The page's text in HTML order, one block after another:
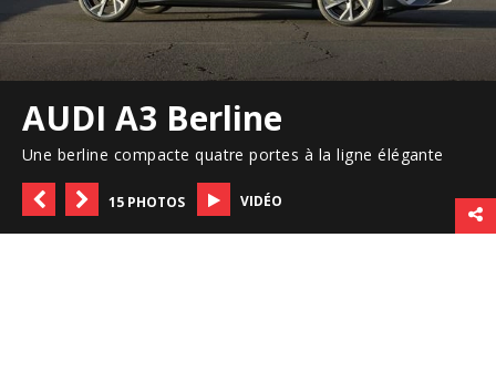
AUDI A3 Berline
Une berline compacte quatre portes à la ligne élégante
15 PHOTOS VIDÉO